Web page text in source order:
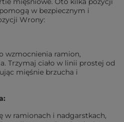
w bezpiecznym i
Wrony:
wzmocnienia ramion,
Trzymaj ciało w linii prostej od
mięśnie brzucha i
w ramionach i nadgarstkach,